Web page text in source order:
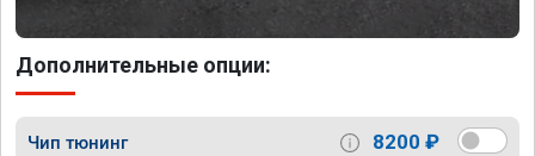
Дополнительные опции:
Чип тюнинг 8200 ₽